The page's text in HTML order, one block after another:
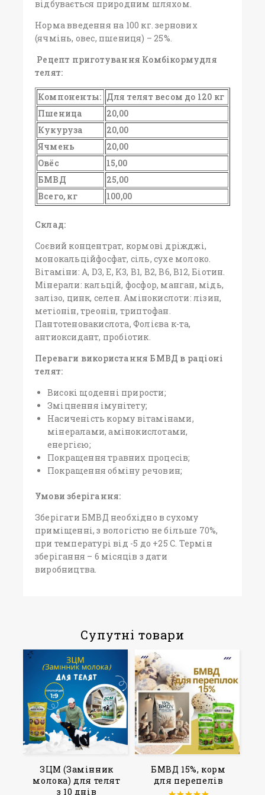
відбувається природним шляхом.
Норма введення на 100 кг. зернових
(ячмінь, овес, пшениця) – 25%.
Рецепт приготування Комбікормудля
телят:
Компоненты: Для телят весом до 120 кг
Пшеница
20,00
Кукуруза
20,00
Ячмень
20,00
Овёс
15,00
БМВД
25,00
Всего, кг
100,00
Склад:
Соєвий концентрат, кормові дріжджі,
монокальційфосфат, сіль, сухе молоко.
Вітаміни: А, D3, E, K3, B1, B2, B6, B12, Біотин.
Мінерали: кальцій, фосфор, манган, мідь,
залізо, цинк, селен. Амінокислоти: лізин,
метіонін, треонін, триптофан.
Пантотеновакислота, Фолієва к-та,
антиоксидант, пробіотик.
Переваги використання БМВД в раціоні
телят:
Високі щоденні прирости;
Зміцнення імунітету;
Насиченість корму вітамінами,
мінералами, амінокислотами,
енергією;
Покращення травних процесів;
Покращення обміну речовин;
Умови зберігання:
Зберігати БМВД необхідно в сухому
приміщенні, з вологістю не більше 70%,
при температурі від -5 до +25 С. Термін
зберігання – 6 місяців з дати
виробництва.
Супутні товари
ЗЦМ (Замінник
молока) для телят
з 10 днів
БМВД 15%, корм
для перепелів